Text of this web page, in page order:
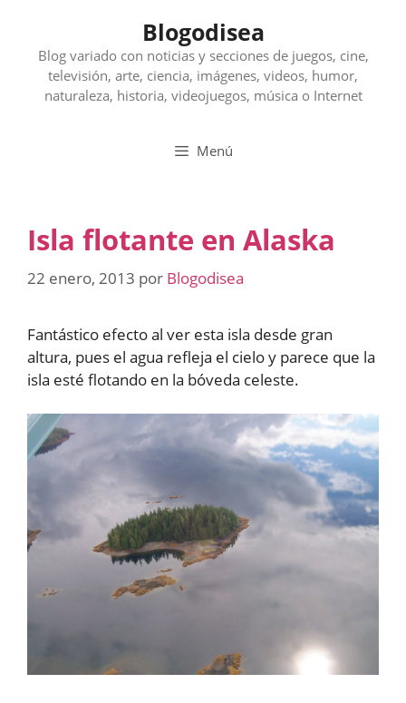
contenido
Blogodisea
Blog variado con noticias y secciones de juegos, cine,
televisión, arte, ciencia, imágenes, videos, humor,
naturaleza, historia, videojuegos, música o Internet
Menú
Isla flotante en Alaska
22 enero, 2013 por Blogodisea
Fantástico efecto al ver esta isla desde gran
altura, pues el agua refleja el cielo y parece que la
isla esté flotando en la bóveda celeste.